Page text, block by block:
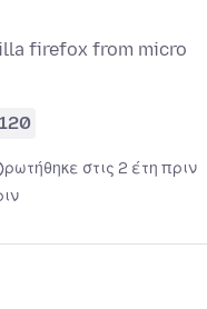
firefox from micro
120
ρωτήθηκε στις 2 έτη πριν